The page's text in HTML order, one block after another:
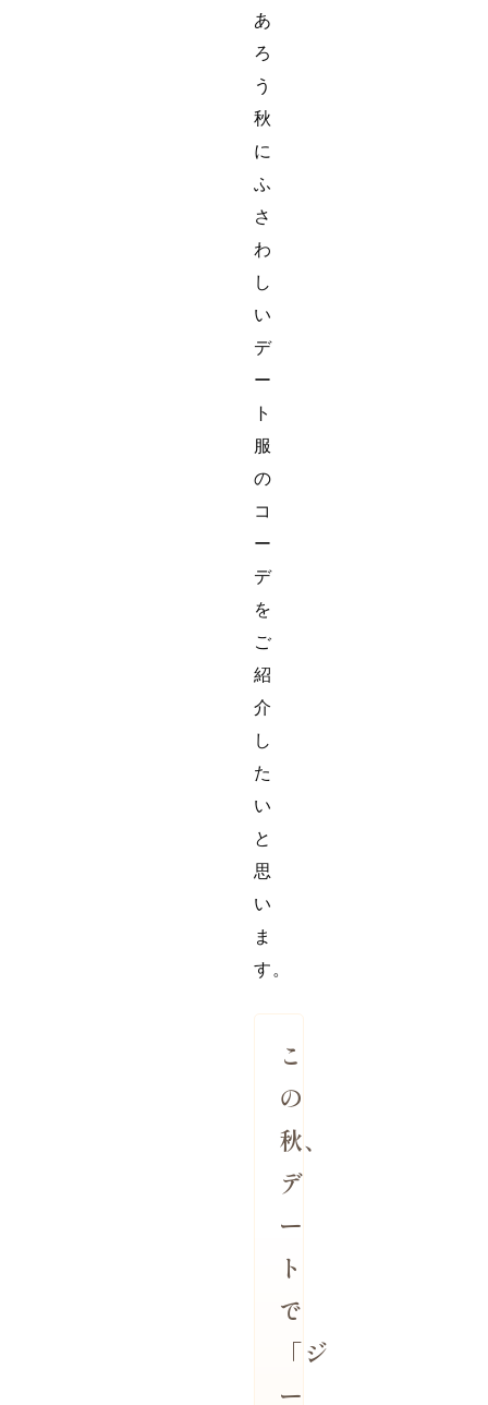
あ
ろ
う
秋
に
ふ
さ
わ
し
い
デ
ー
ト
服
の
コ
ー
デ
を
ご
紹
介
し
た
い
と
思
い
ま
す。
こ
の
秋、
デ
ー
ト
で
「ジ
ー